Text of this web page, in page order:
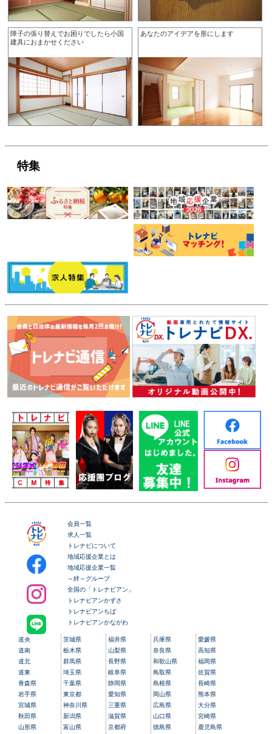
障子の張り替えでお困りでしたら小国
建具におまかせください
あなたのアイデアを形にします
特集
会員一覧
求人一覧
トレナビについて
地域応援企業とは
地域応援企業一覧
～絆～グループ
全国の「トレナビアン」
トレナビアンかずさ
トレナビアンちば
トレナビアンかながわ
道央
道南
道北
道東
青森県
岩手県
宮城県
秋田県
山形県
茨城県
栃木県
群馬県
埼玉県
千葉県
東京都
神奈川県
新潟県
富山県
福井県
山梨県
長野県
岐阜県
静岡県
愛知県
三重県
滋賀県
京都府
兵庫県
奈良県
和歌山県
鳥取県
島根県
岡山県
広島県
山口県
徳島県
愛媛県
高知県
福岡県
佐賀県
長崎県
熊本県
大分県
宮崎県
鹿児島県